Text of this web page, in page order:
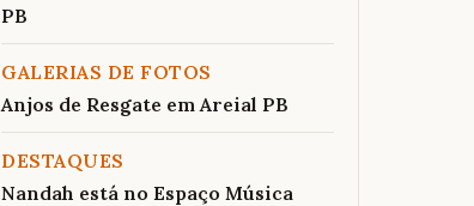
PB
GALERIAS DE FOTOS
Anjos de Resgate em Areial PB
DESTAQUES
Nandah está no Espaço Música